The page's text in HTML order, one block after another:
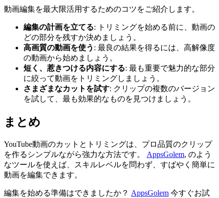
動画編集を最大限活用するためのコツをご紹介します。
編集の計画を立てる: トリミングを始める前に、動画の
どの部分を残すか決めましょう。
高画質の動画を使う : 最良の結果を得るには、高解像度
の動画から始めましょう。
短く、惹きつける内容にする: 最も重要で魅力的な部分
に絞って動画をトリミングしましょう。
さまざまなカットを試す: クリップの複数のバージョン
を試して、最も効果的なものを見つけましょう。
まとめ
YouTube動画のカットとトリミングは、プロ品質のクリップ
を作るシンプルながら強力な方法です。 AppsGolem, のよう
なツールを使えば、スキルレベルを問わず、すばやく簡単に
動画を編集できます。
編集を始める準備はできましたか？ AppsGolem 今すぐお試